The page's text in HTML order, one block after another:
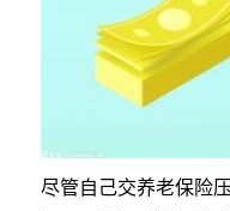
尽管自己交养老保险